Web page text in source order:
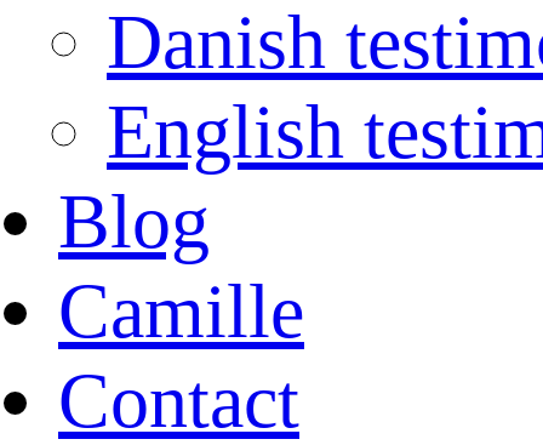
Danish
English
Blog
Camille
Contact